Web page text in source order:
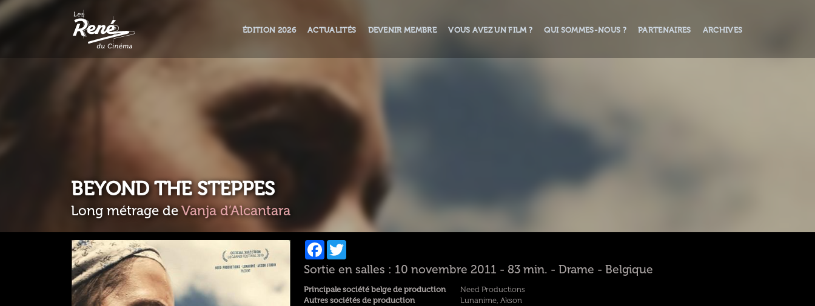
ÉDITION 2026 ACTUALITÉS DEVENIR MEMBRE VOUS AVEZ UN FILM ? QUI SOMMES-NOUS ? PARTENAIRES ARCHIVES
BEYOND THE STEPPES
Long métrage deVanja d’Alcantara
Facebook
Sortie en salles : 10 novembre 2011 - 83 min. - Drame - Belgique
Principale société belge de production
Need Productions
Autres sociétés de production
Lunanime, Akson